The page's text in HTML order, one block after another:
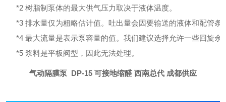
*2 树脂制泵体的最大供气压力取决于液体温度。
*3 排水量仅为粗略估计值。吐出量会因要输送的液体和配管条
*4 最大流量是表示泵容量的值。我们建议选择允许一些回旋
*5 浆料是平板阀型，因此无法处理。
气动隔膜泵 DP-15 可接地缩醛 西南总代 成都供应